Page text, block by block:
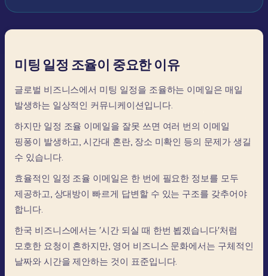
미팅 일정 조율이 중요한 이유
글로벌 비즈니스에서 미팅 일정을 조율하는 이메일은 매일
발생하는 일상적인 커뮤니케이션입니다.
하지만 일정 조율 이메일을 잘못 쓰면 여러 번의 이메일
핑퐁이 발생하고, 시간대 혼란, 장소 미확인 등의 문제가 생길
수 있습니다.
효율적인 일정 조율 이메일은 한 번에 필요한 정보를 모두
제공하고, 상대방이 빠르게 답변할 수 있는 구조를 갖추어야
합니다.
한국 비즈니스에서는 '시간 되실 때 한번 뵙겠습니다'처럼
모호한 요청이 흔하지만, 영어 비즈니스 문화에서는 구체적인
날짜와 시간을 제안하는 것이 표준입니다.